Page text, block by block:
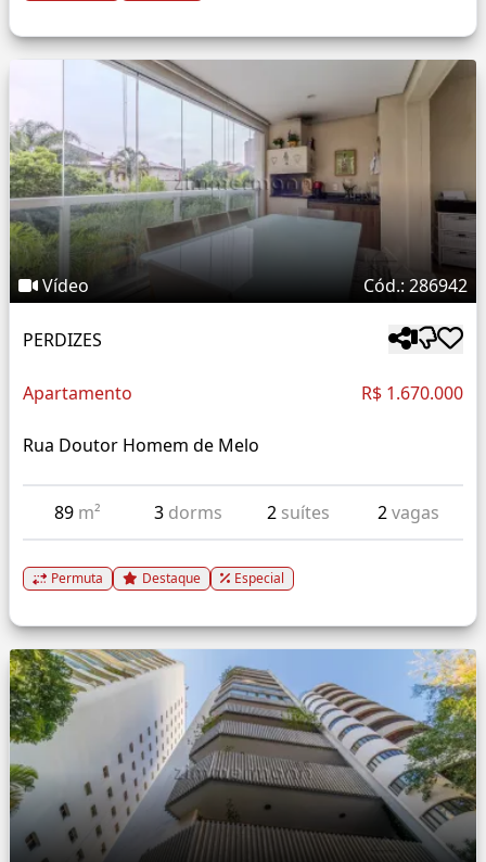
Vídeo Cód.: 286942
PERDIZES
Apartamento R$ 1.670.000
Rua Doutor Homem de Melo
89 m² 3 dorms 2 suítes 2vagas
Permuta Destaque Especial